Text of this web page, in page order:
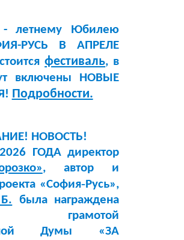
летнему Юбилею
РУСЬ В АПРЕЛЕ
фестиваль, в
включены НОВЫЕ
Подробности.
НОВОСТЬ!
ГОДА директор
, автор и
«София‑Русь»,
была награждена
грамотой
Думы «ЗА